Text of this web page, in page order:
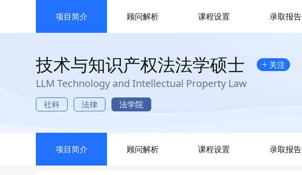
项目简介 顾问解析 课程设置 录取报告
技术与知识产权法法学硕士 + 关注
LLM Technology and Intellectual Property Law
社科 法律 法学院
项目简介 顾问解析 课程设置 录取报告